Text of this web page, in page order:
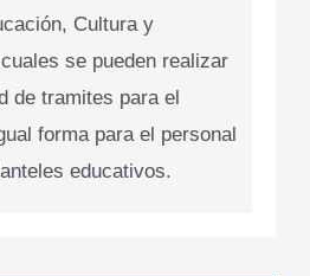
Cultura y
se pueden realizar
de tramites para el
forma para el personal
educativos.